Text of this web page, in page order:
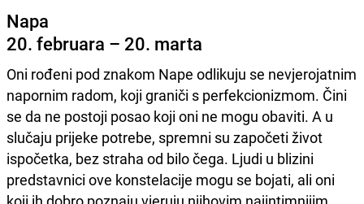
Napa
20. februara – 20. marta
Oni rođeni pod znakom Nape odlikuju se nevjerojatnim
napornim radom, koji graniči s perfekcionizmom. Čini
se da ne postoji posao koji oni ne mogu obaviti. A u
slučaju prijeke potrebe, spremni su započeti život
ispočetka, bez straha od bilo čega. Ljudi u blizini
predstavnici ove konstelacije mogu se bojati, ali oni